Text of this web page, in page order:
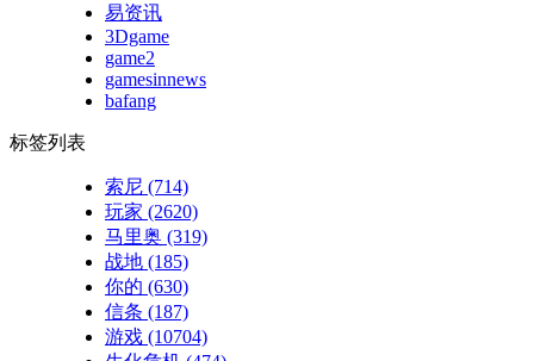
易资讯
3Dgame
game2
gamesinnews
bafang
标签列表
索尼 (714)
玩家 (2620)
马里奥 (319)
战地 (185)
你的 (630)
信条 (187)
游戏 (10704)